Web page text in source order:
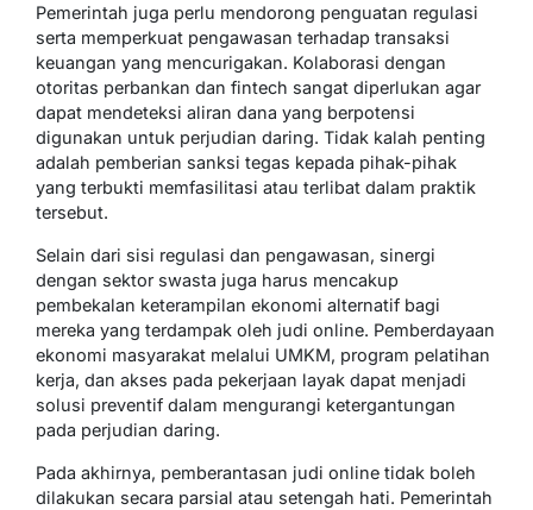
Pemerintah juga perlu mendorong penguatan regulasi
serta memperkuat pengawasan terhadap transaksi
keuangan yang mencurigakan. Kolaborasi dengan
otoritas perbankan dan fintech sangat diperlukan agar
dapat mendeteksi aliran dana yang berpotensi
digunakan untuk perjudian daring. Tidak kalah penting
adalah pemberian sanksi tegas kepada pihak-pihak
yang terbukti memfasilitasi atau terlibat dalam praktik
tersebut.
Selain dari sisi regulasi dan pengawasan, sinergi
dengan sektor swasta juga harus mencakup
pembekalan keterampilan ekonomi alternatif bagi
mereka yang terdampak oleh judi online. Pemberdayaan
ekonomi masyarakat melalui UMKM, program pelatihan
kerja, dan akses pada pekerjaan layak dapat menjadi
solusi preventif dalam mengurangi ketergantungan
pada perjudian daring.
Pada akhirnya, pemberantasan judi online tidak boleh
dilakukan secara parsial atau setengah hati. Pemerintah